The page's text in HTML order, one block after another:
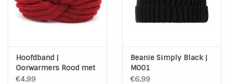
Hoofdband |
Oorwarmers Rood met
knoop | M014
€4,99
Beanie Simply Black |
M001
€6,99